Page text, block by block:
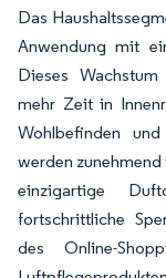
Das
Anwendung mit
Dieses
mehr Zeit in
Wohlbefinden
werden
einzigartige
fortschrittliche
des Online-